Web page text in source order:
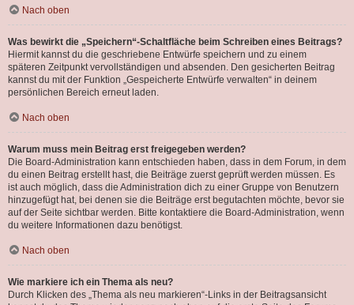
Nach oben
Was bewirkt die „Speichern“-Schaltfläche beim Schreiben eines Beitrags?
Hiermit kannst du die geschriebene Entwürfe speichern und zu einem
späteren Zeitpunkt vervollständigen und absenden. Den gesicherten Beitrag
kannst du mit der Funktion „Gespeicherte Entwürfe verwalten“ in deinem
persönlichen Bereich erneut laden.
Nach oben
Warum muss mein Beitrag erst freigegeben werden?
Die Board-Administration kann entschieden haben, dass in dem Forum, in dem
du einen Beitrag erstellt hast, die Beiträge zuerst geprüft werden müssen. Es
ist auch möglich, dass die Administration dich zu einer Gruppe von Benutzern
hinzugefügt hat, bei denen sie die Beiträge erst begutachten möchte, bevor sie
auf der Seite sichtbar werden. Bitte kontaktiere die Board-Administration, wenn
du weitere Informationen dazu benötigst.
Nach oben
Wie markiere ich ein Thema als neu?
Durch Klicken des „Thema als neu markieren“-Links in der Beitragsansicht